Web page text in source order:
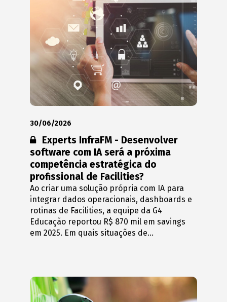
30/06/2026
Conteúdo restrito:
Experts InfraFM - Desenvolver
software com IA será a próxima
competência estratégica do
profissional de Facilities?
Ao criar uma solução própria com IA para
integrar dados operacionais, dashboards e
rotinas de Facilities, a equipe da G4
Educação reportou R$ 870 mil em savings
em 2025. Em quais situações de...